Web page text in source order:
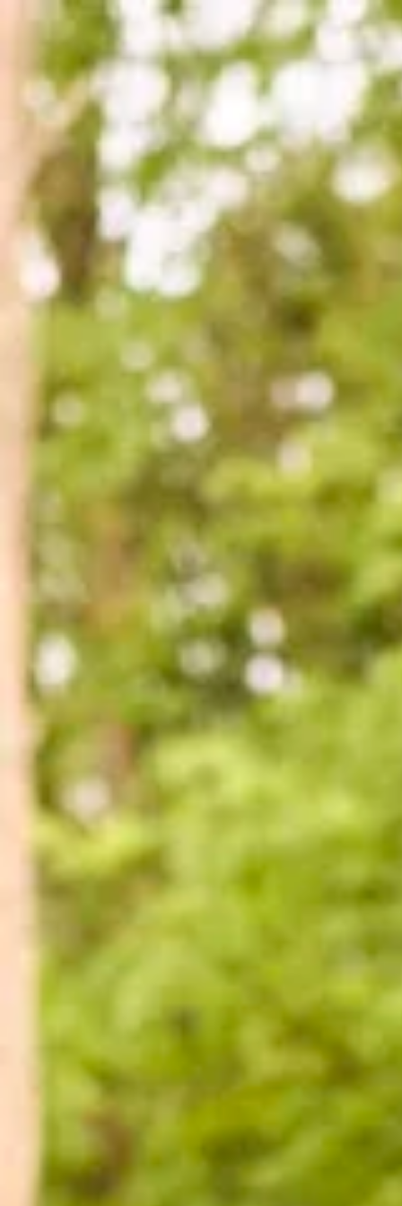
Adres & Route OpeningstijdenContact
Nieuwsbrief
De huidige taal van de website is Nederlands